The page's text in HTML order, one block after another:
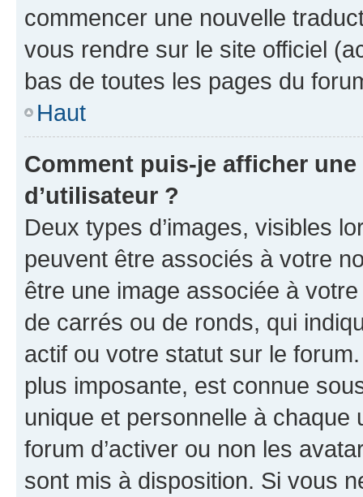
commencer une nouvelle
vous rendre sur le site officiel
bas de toutes les pages du
Haut
Comment puis-je afficher
d’utilisateur ?
Deux types d’images, visibles
peuvent être associés à votre
être une image associée à
de carrés ou de ronds, qui
actif ou votre statut sur le
plus imposante, est connue
unique et personnelle à chaque
forum d’activer ou non les
sont mis à disposition. Si vous